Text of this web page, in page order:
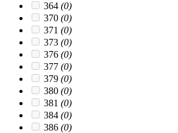
364 (0)
370 (0)
371 (0)
373 (0)
376 (0)
377 (0)
379 (0)
380 (0)
381 (0)
384 (0)
386 (0)